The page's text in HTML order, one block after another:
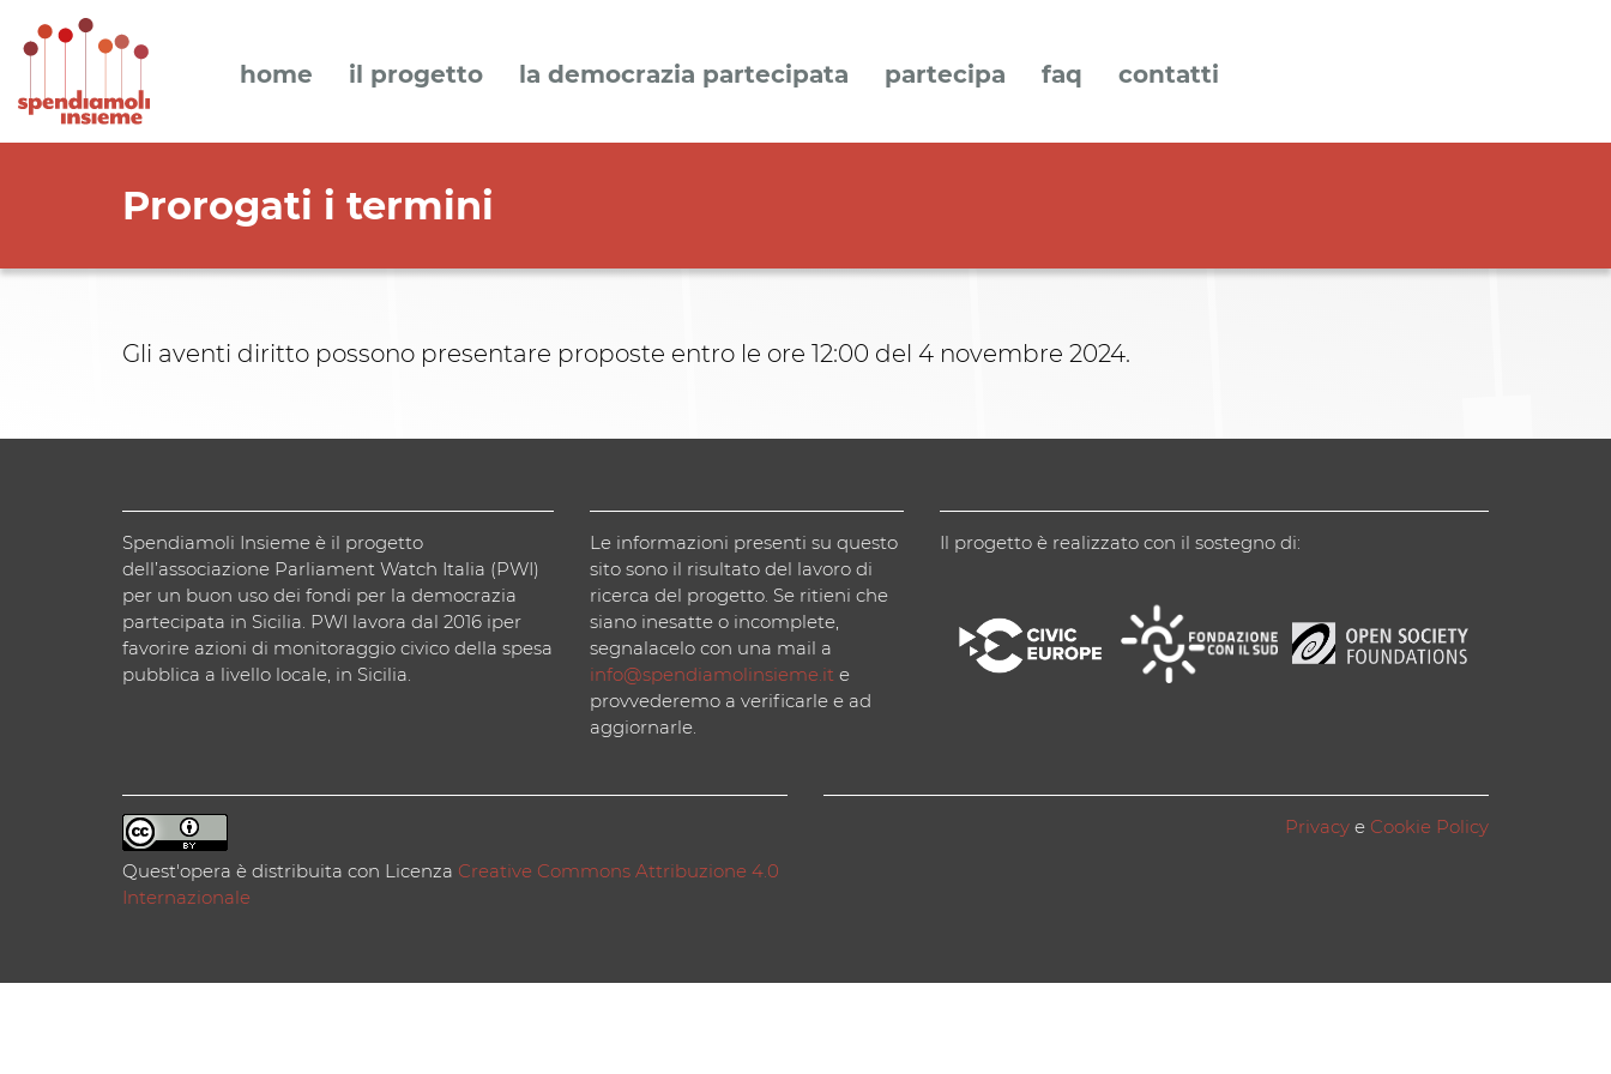
home il progetto la democrazia partecipata partecipa faq contatti
Prorogati i termini
Gli aventi diritto possono presentare proposte entro le ore 12:00 del 4 novembre 2024.
Spendiamoli Insieme è il progetto
dell’associazione Parliament Watch Italia (PWI)
per un buon uso dei fondi per la democrazia
partecipata in Sicilia. PWI lavora dal 2016 iper
favorire azioni di monitoraggio civico della spesa
pubblica a livello locale, in Sicilia.
Le informazioni presenti su questo
sito sono il risultato del lavoro di
ricerca del progetto. Se ritieni che
siano inesatte o incomplete,
segnalacelo con una mail a
info@spendiamolinsieme.ite
provvederemo a verificarle e ad
aggiornarle.
Il progetto è realizzato con il sostegno di:
Quest'opera è distribuita con Licenza Creative Commons Attribuzione 4.0
Internazionale
Privacy e Cookie Policy